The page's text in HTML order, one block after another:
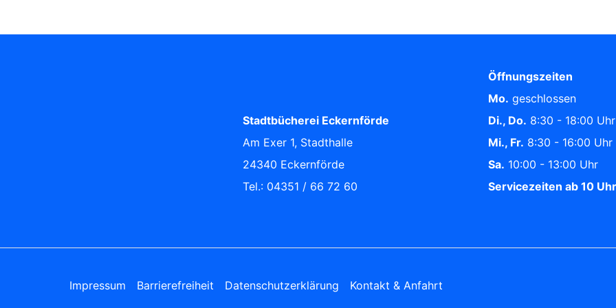
Stadtbücherei Eckernförde
Am Exer 1, Stadthalle
24340 Eckernförde
Tel.: 04351 / 66 72 60
Öffnungszeiten
Mo. geschlossen
Di., Do. 8:30 - 18:00 Uhr
Mi., Fr. 8:30 - 16:00 Uhr
Sa. 10:00 - 13:00 Uhr
Servicezeiten ab 10 Uhr
Impressum Barrierefreiheit Datenschutzerklärung Kontakt & Anfahrt